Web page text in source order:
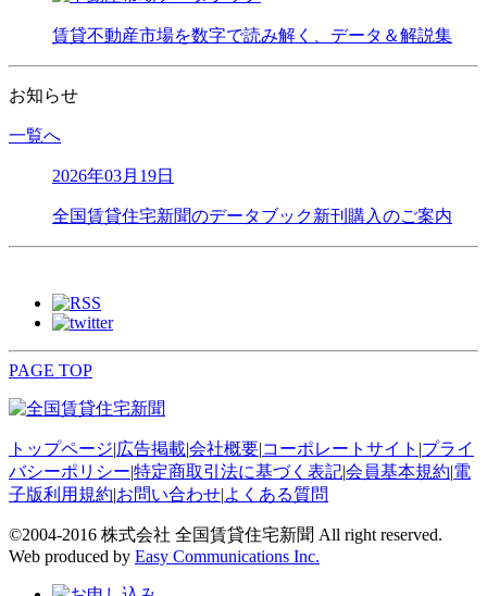
賃貸不動産市場を数字で読み解く、データ＆解説集
お知らせ
一覧へ
2026年03月19日
全国賃貸住宅新聞のデータブック新刊購入のご案内
PAGE TOP
トップページ|広告掲載|会社概要|コーポレートサイト |プライ
バシーポリシー|特定商取引法に基づく表記|会員基本規約|電
子版利用規約|お問い合わせ|よくある質問
©2004-2016 株式会社 全国賃貸住宅新聞 All right reserved.
Web produced by Easy Communications Inc.